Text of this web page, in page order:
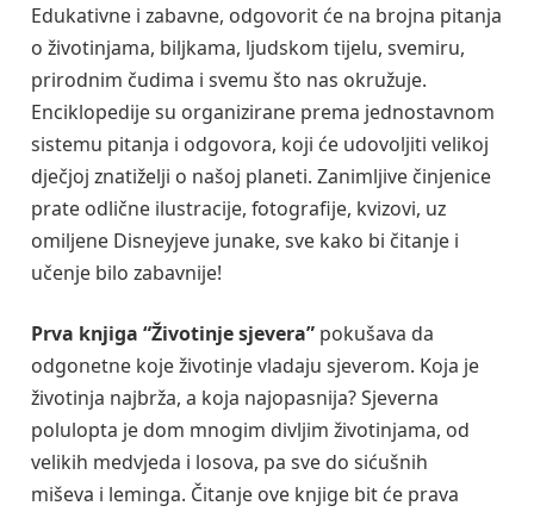
Edukativne i zabavne, odgovorit će na brojna pitanja
o životinjama, biljkama, ljudskom tijelu, svemiru,
prirodnim čudima i svemu što nas okružuje.
Enciklopedije su organizirane prema jednostavnom
sistemu pitanja i odgovora, koji će udovoljiti velikoj
dječjoj znatiželji o našoj planeti. Zanimljive činjenice
prate odlične ilustracije, fotografije, kvizovi, uz
omiljene Disneyjeve junake, sve kako bi čitanje i
učenje bilo zabavnije!
Prva knjiga “Životinje sjevera” pokušava da
odgonetne koje životinje vladaju sjeverom. Koja je
životinja najbrža, a koja najopasnija? Sjeverna
polulopta je dom mnogim divljim životinjama, od
velikih medvjeda i losova, pa sve do sićušnih
miševa i leminga. Čitanje ove knjige bit će prava